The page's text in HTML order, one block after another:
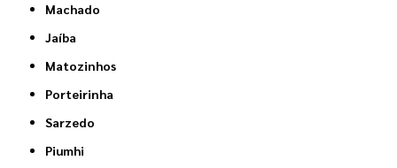
Machado
Jaíba
Matozinhos
Porteirinha
Sarzedo
Piumhi